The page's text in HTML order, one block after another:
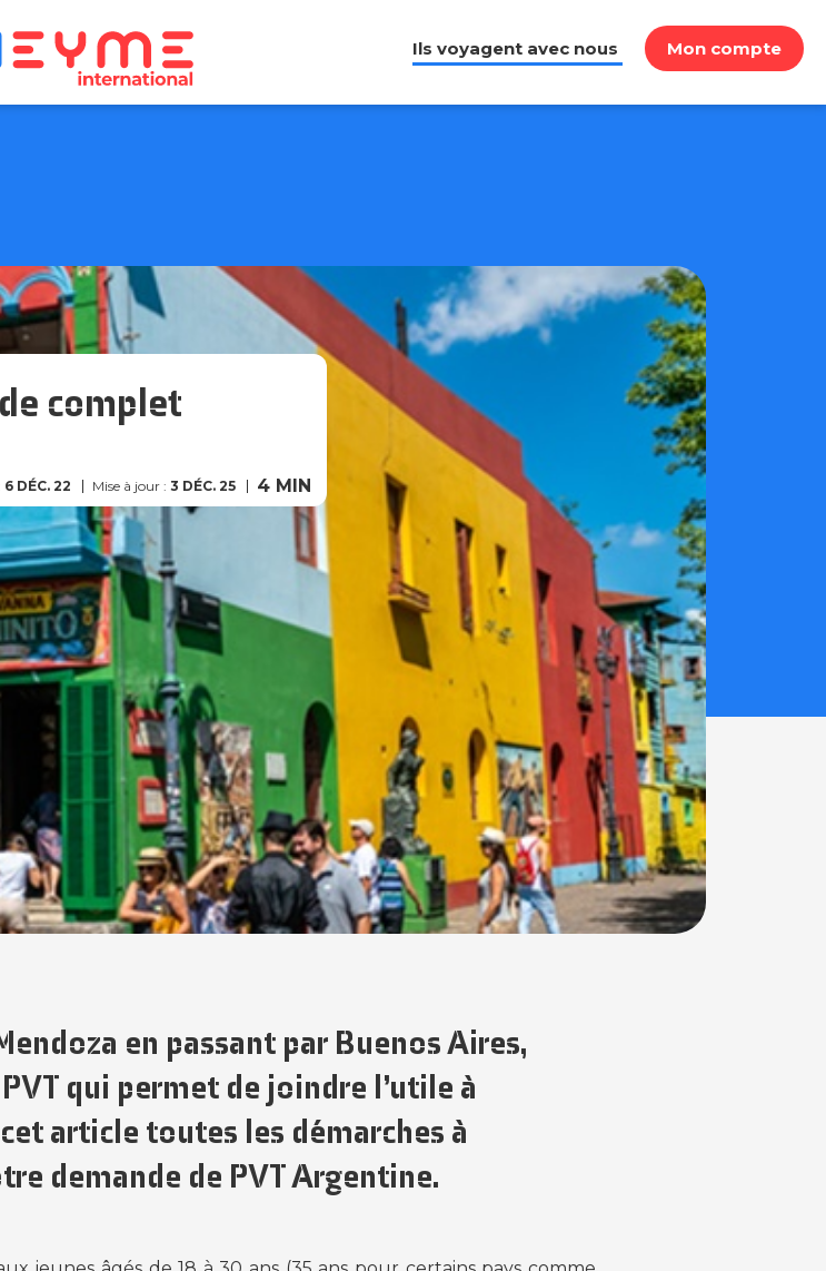
Ils voyagent avec nous Mon compte
6 DÉC. 22 Mise à jour : 3 DÉC. 25 4 MIN
complet
en passant par Buenos Aires,
PVT qui permet de joindre l’utile à
article toutes les démarches à
demande de PVT Argentine.